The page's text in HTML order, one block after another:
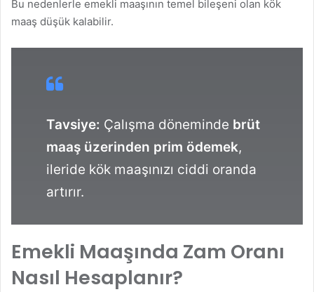
Bu nedenlerle emekli maaşının temel bileşeni olan kök
maaş düşük kalabilir.
Tavsiye: Çalışma döneminde brüt
maaş üzerinden prim ödemek,
ileride kök maaşınızı ciddi oranda
artırır.
Emekli Maaşında Zam Oranı
Nasıl Hesaplanır?